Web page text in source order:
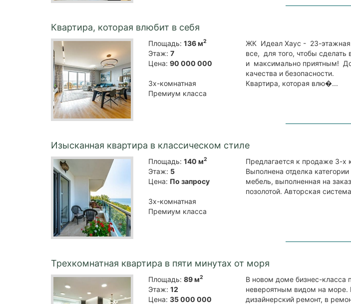
Квартира, которая влюбит в себя
Площадь: 136 м2
Этаж: 7
Цена: 90 000 000
3х-комнатная
Премиум класса
ЖК Идеал Хаус - 23-этажная
все, для того, чтобы
и максимально приятным!
качества и безопасности.
Квартира, которая влю�...
Изысканная квартира в классическом стиле
Площадь: 140 м2
Этаж: 5
Цена: По запросу
3х-комнатная
Премиум класса
Предлагается к продаже 3-х
Выполнена отделка
мебель, выполненная на
позолотой. Авторская
Трехкомнатная квартира в пяти минутах от моря
Площадь: 89 м2
Этаж: 12
Цена: 35 000 000
В новом доме бизнес-класса
невероятным видом на море.
дизайнерский ремонт, в